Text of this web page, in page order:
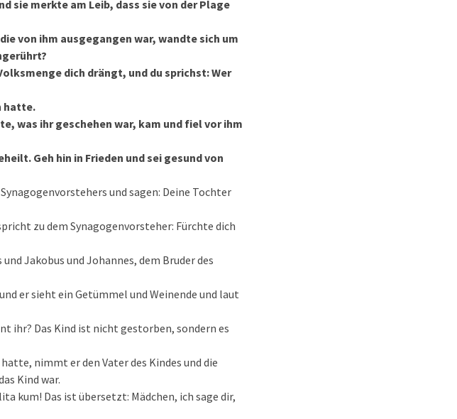
sie merkte am Leib, dass sie von der Plage
von ihm ausgegangen war, wandte sich um
dich drängt, und du sprichst: Wer
hatte.
was ihr geschehen war, kam und fiel vor ihm
Geh hin in Frieden und sei gesund von
und sagen: Deine Tochter
zu dem Synagogenvorsteher: Fürchte dich
Jakobus und Johannes, dem Bruder des
er sieht ein Getümmel und Weinende und laut
ihr? Das Kind ist nicht gestorben, sondern es
nimmt er den Vater des Kindes und die
Kind war.
kum! Das ist übersetzt: Mädchen, ich sage dir,